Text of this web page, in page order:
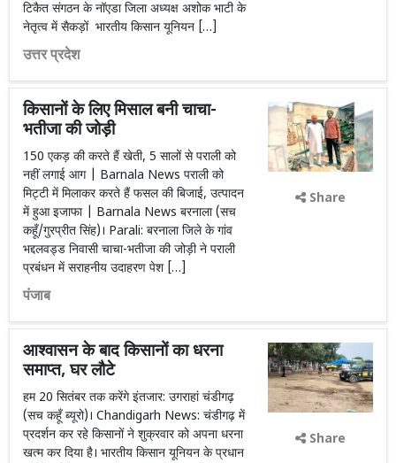
टिकैत संगठन के नॉएडा जिला अध्यक्ष अशोक भाटी के
नेतृत्व में सैकड़ों भारतीय किसान यूनियन […]
उत्तर प्रदेश
किसानों के लिए मिसाल बनी चाचा-
भतीजा की जोड़ी
150 एकड़ की करते हैं खेती, 5 सालों से पराली को
नहीं लगाई आग | Barnala News पराली को
मिट्टी में मिलाकर करते हैं फसल की बिजाई, उत्पादन
में हुआ इजाफा | Barnala News बरनाला (सच
कहूँ/गुरप्रीत सिंह)। Parali: बरनाला जिले के गांव
भद्दलवड्ड निवासी चाचा-भतीजा की जोड़ी ने पराली
प्रबंधन में सराहनीय उदाहरण पेश […]
पंजाब
Share
आश्वासन के बाद किसानों का धरना
समाप्त, घर लौटे
हम 20 सितंबर तक करेंगे इंतजार: उगराहां चंडीगढ़
(सच कहूँ ब्यूरो)। Chandigarh News: चंडीगढ़ में
प्रदर्शन कर रहे किसानों ने शुक्रवार को अपना धरना
खत्म कर दिया है। भारतीय किसान यूनियन के प्रधान
Share